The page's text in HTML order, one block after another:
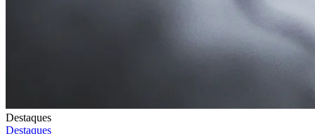
Destaques
Destaques